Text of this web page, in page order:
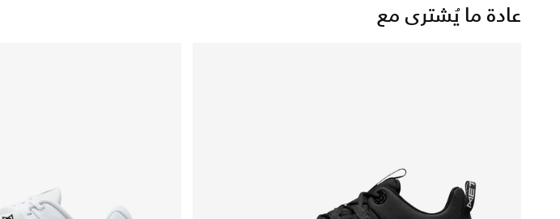
عادة ما يُشترى مع